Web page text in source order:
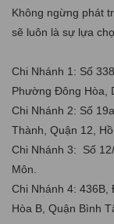
Không ngừng phát
sẽ luôn là sự lựa
Chi Nhánh 1: Số
Phường Đông Hòa,
Chi Nhánh 2: Số
Thành, Quận 12, Hồ
Chi Nhánh 3: Số
Môn.
Chi Nhánh 4:
Hòa B, Quận Bình